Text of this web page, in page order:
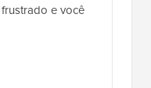
e você